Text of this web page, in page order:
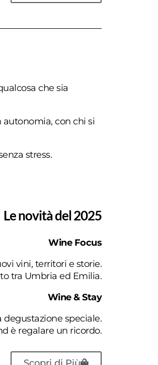
che sia
autonomia, con chi si
stress.
Le novità del 2025
Wine Focus
vini, territori e storie.
tra Umbria ed Emilia.
Wine & Stay
degustazione speciale.
è regalare un ricordo.